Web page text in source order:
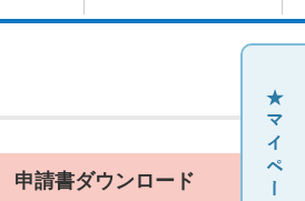
申請書ダウンロード